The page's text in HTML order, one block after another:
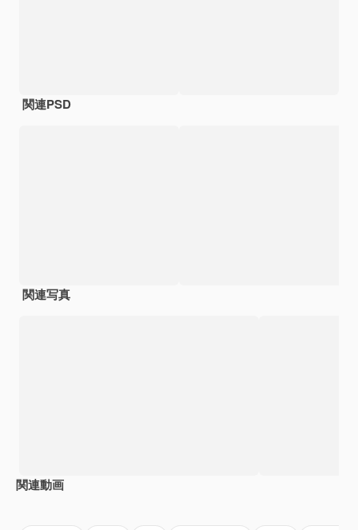
関連PSD
関連写真
関連動画